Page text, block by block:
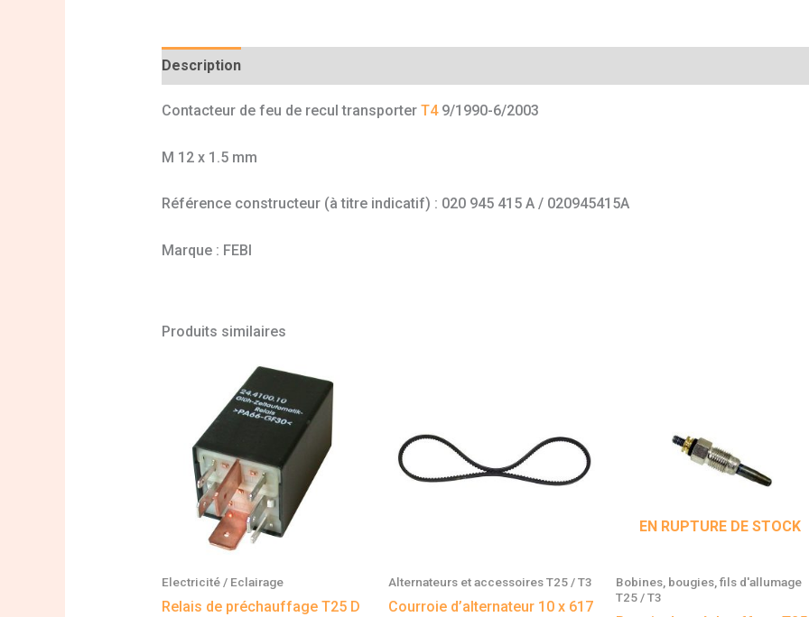
Description
Contacteur de feu de recul transporter T49/1990-6/2003
M 12 x 1.5 mm
Référence constructeur (à titre indicatif) : 020 945 415 A / 020945415A
Marque : FEBI
Produits similaires
Electricité / Eclairage
Relais de préchauffage T25 D
Alternateurs et accessoires T25 / T3
Courroie d’alternateur 10 x 617
EN RUPTURE DE STOCK
Bobines, bougies, fils d'allumage
T25 / T3